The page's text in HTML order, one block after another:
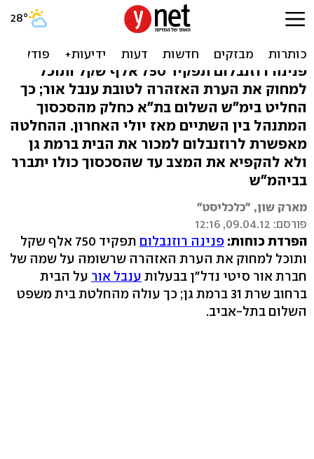
סוף לסכסוך הנדל"ן בין פנינה
רוזנבלום לענבל אור
פנינה רוזנבלום תפקיד 750 אלף שקל ותוכל
למחוק את הערת האזהרה לטובת ענבל אור; כך
החליט בימ"ש השלום בת"א כחלק מהסכסוך
המתנהל בין השתיים מאז יולי האחרון. ההחלטה
מאפשרת לרוזנבלום למכור את הבית ברמת גן
ולא להקפיא את המצב עד שהסכסוך כולו יתברר
בביהמ"ש
מארק שון, "כלכליסט"
פורסם: 09.04.12, 12:16
הפרדת כוחות: פנינה רוזנבלום
תפקיד 750 אלף שקל
ותוכל למחוק את הערת האזהרה שרשומה על שמה של
חברת אור סיטי נדל"ן בבעלות ענבל אור על הבית
ברחוב שרת 31 ברמת גן; כך עולה מהחלטת בית משפט
השלום בתל-אביב.